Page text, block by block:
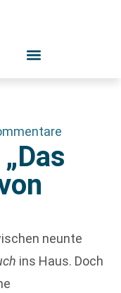
neunte
ins Haus. Doch